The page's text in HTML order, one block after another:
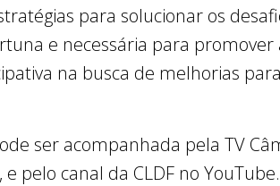
para solucionar os
e necessária para
na busca de melhorias
ser acompanhada pela TV
pelo canal da CLDF no YouTube.